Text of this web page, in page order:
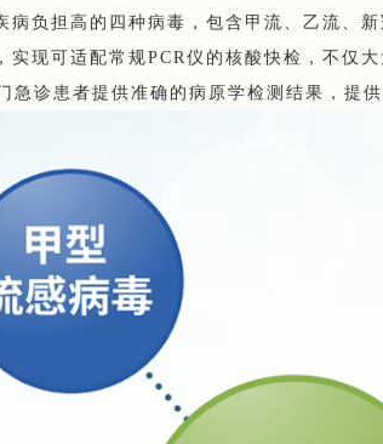
病负担高的四种病毒，包含 甲流、乙流、
现可适配常规PCR仪的核酸快检，不仅
急诊患者提供准确的病原学检测结果，提供